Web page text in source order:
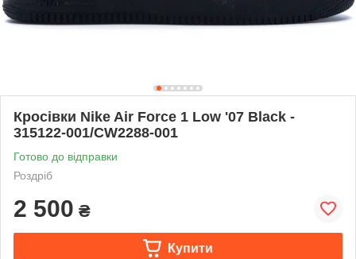
Кросівки Nike Air Force 1 Low '07 Black -
315122-001/CW2288-001
Готово до відправки
Роздріб
2 500 ₴
Купити